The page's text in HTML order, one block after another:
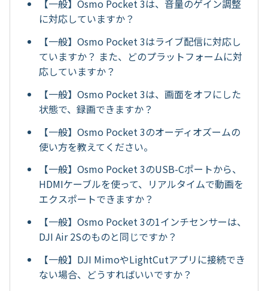
【一般】Osmo Pocket 3は、音量のゲイン調整
に対応していますか？
【一般】Osmo Pocket 3はライブ配信に対応し
ていますか？ また、どのプラットフォームに対
応していますか？
【一般】Osmo Pocket 3は、画面をオフにした
状態で、録画できますか？
【一般】Osmo Pocket 3のオーディオズームの
使い方を教えてください。
【一般】Osmo Pocket 3のUSB-Cポートから、
HDMIケーブルを使って、リアルタイムで動画を
エクスポートできますか？
【一般】Osmo Pocket 3の1インチセンサーは、
DJI Air 2Sのものと同じですか？
【一般】DJI MimoやLightCutアプリに接続でき
ない場合、どうすればいいですか？